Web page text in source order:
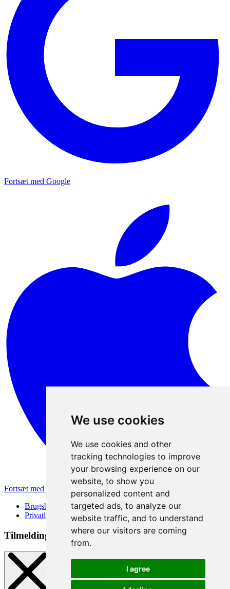
We use cookies
We use cookies and other
tracking technologies to improve
your browsing experience on our
website, to show you
personalized content and
targeted ads, to analyze our
website traffic, and to understand
where our visitors are coming
from.
I agree
Fortsæt med Google
Fortsæt med Apple
Brugsbetingelser
Privatlivspolitik
Tilmeldingsmetode